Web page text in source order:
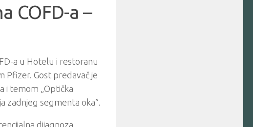
COFD-a –
a u Hotelu i restoranu
Pfizer. Gost predavač je
i temom „Optička
zadnjeg segmenta oka”.
dijagnoza